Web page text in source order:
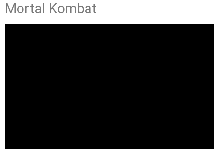
Mortal Kombat